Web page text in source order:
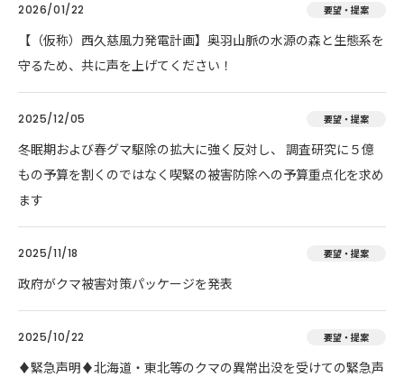
2026/01/22 要望・提案
【（仮称）西久慈風力発電計画】奥羽山脈の水源の森と生態系を
守るため、共に声を上げてください！
2025/12/05 要望・提案
冬眠期および春グマ駆除の拡大に強く反対し、 調査研究に５億
もの予算を割くのではなく喫緊の被害防除への予算重点化を求め
ます
2025/11/18 要望・提案
政府がクマ被害対策パッケージを発表
2025/10/22 要望・提案
♦️緊急声明♦️北海道・東北等のクマの異常出没を受けての緊急声